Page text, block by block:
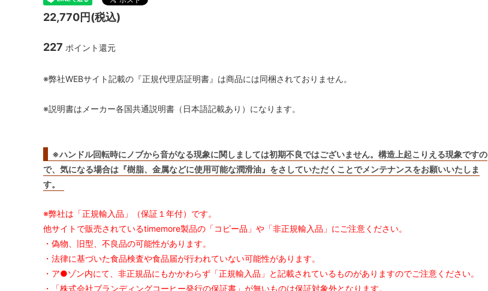
フレンチプレス
アウトドア
スケール・サーモメーター・温度計 コーヒー・エスプレッソメーカー
抹茶アイテム
22,770円(税込)
227 ポイント還元
※弊社WEBサイト記載の『正規代理店証明書』は商品には同梱されておりません。
※説明書はメーカー各国共通説明書（日本語記載あり）になります。
※ハンドル回転時にノブから音がなる現象に関しましては初期不良ではございません。構造上起こりえる現象ですの
で、気になる場合は『樹脂、金属などに使用可能な潤滑油』をさしていただくことでメンテナンスをお願いいたしま
す。
※弊社は「正規輸入品」（保証１年付）です。
他サイトで販売されているtimemore製品の「コピー品」や「非正規輸入品」にご注意ください。
・偽物、旧型、不良品の可能性があります。
・法律に基づいた食品検査や食品届が行われていない可能性があります。
・ア●ゾン内にて、非正規品にもかかわらず「正規輸入品」と記載されているものがありますのでご注意ください。
・「株式会社ブランディングコーヒー発行の保証書」が無いものは保証対象外となります。